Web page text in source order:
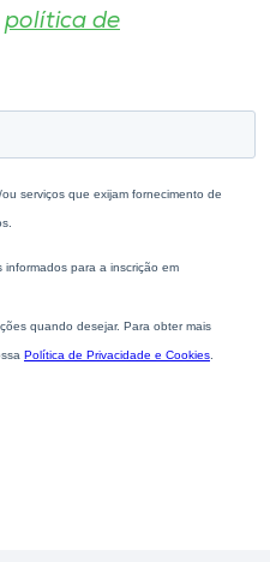
política de